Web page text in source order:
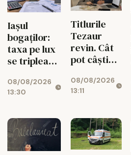
Iașul
bogaților:
taxa pe lux
se triplează
și mașini
08/08/2026
13:30
Titlurile
Tezaur
revin. Cât
pot câștiga
10.000 de
lei
08/08/2026
13:11